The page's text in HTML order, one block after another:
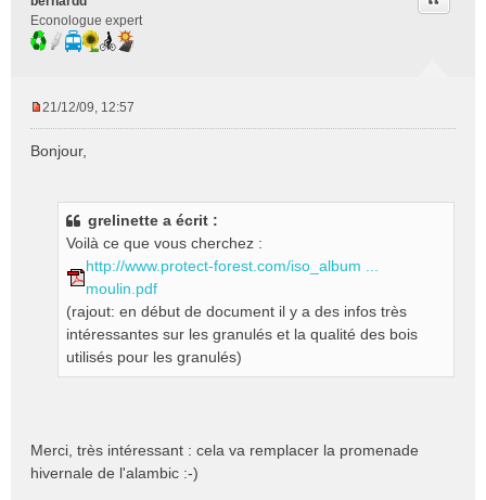
Econologue expert
s
21/12/09, 12:57
Bonjour,
grelinette a écrit :
Voilà ce que vous cherchez :
http://www.protect-forest.com/iso_album ...
moulin.pdf
(rajout: en début de document il y a des infos très
intéressantes sur les granulés et la qualité des bois
utilisés pour les granulés)
Merci, très intéressant : cela va remplacer la promenade
hivernale de l'alambic :-)